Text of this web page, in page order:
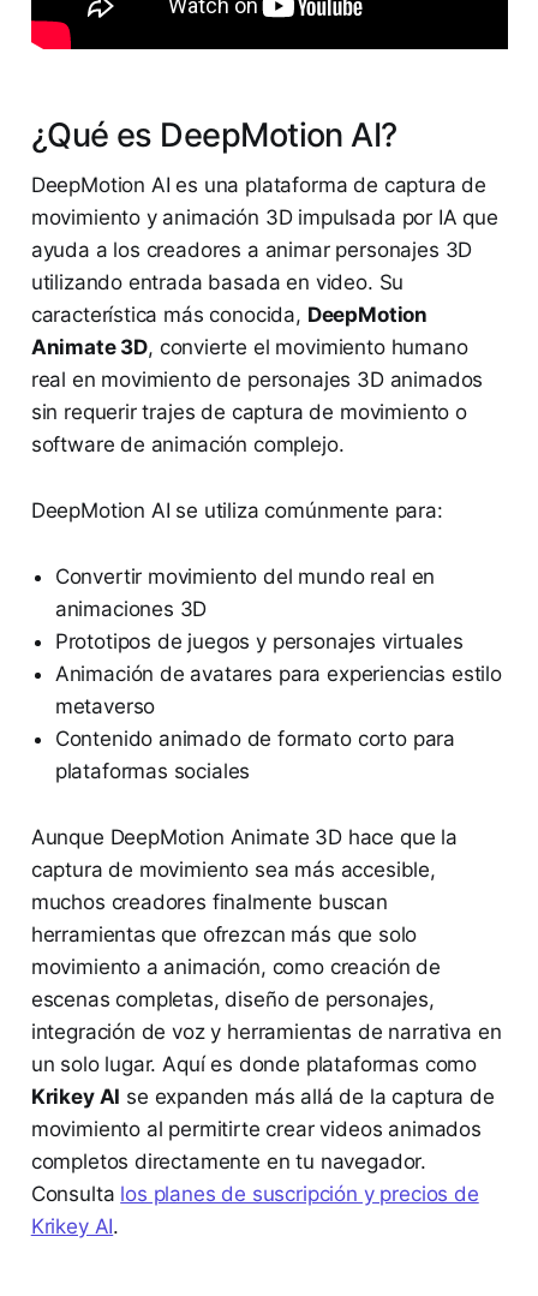
¿Qué es DeepMotion AI?
DeepMotion AI es una plataforma de captura de
movimiento y animación 3D impulsada por IA que
ayuda a los creadores a animar personajes 3D
utilizando entrada basada en video. Su
característica más conocida, DeepMotion
Animate 3D, convierte el movimiento humano
real en movimiento de personajes 3D animados
sin requerir trajes de captura de movimiento o
software de animación complejo.
DeepMotion AI se utiliza comúnmente para:
Convertir movimiento del mundo real en
animaciones 3D
Prototipos de juegos y personajes virtuales
Animación de avatares para experiencias estilo
metaverso
Contenido animado de formato corto para
plataformas sociales
Aunque DeepMotion Animate 3D hace que la
captura de movimiento sea más accesible,
muchos creadores finalmente buscan
herramientas que ofrezcan más que solo
movimiento a animación, como creación de
escenas completas, diseño de personajes,
integración de voz y herramientas de narrativa en
un solo lugar. Aquí es donde plataformas como
Krikey AI se expanden más allá de la captura de
movimiento al permitirte crear videos animados
completos directamente en tu navegador.
Consulta los planes de suscripción y precios de
Krikey AI.